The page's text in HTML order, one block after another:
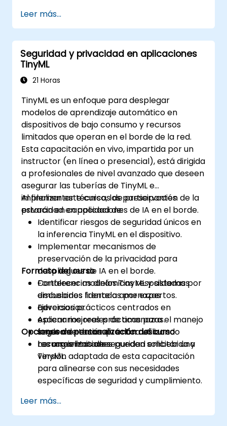
y pipelines de IA.
Diseñar estrategias de red teaming para
entornos de despliegue de IA.
Leer más...
Seguridad y privacidad en aplicaciones
TinyML
21 Horas
TinyML es un enfoque para desplegar
modelos de aprendizaje automático en
dispositivos de bajo consumo y recursos
limitados que operan en el borde de la red.
Esta capacitación en vivo, impartida por un
instructor (en línea o presencial), está dirigida
a profesionales de nivel avanzado que deseen
asegurar las tuberías de TinyML e
implementar técnicas de preservación de la
privacidad en aplicaciones de IA en el borde.
Al finalizar este curso, los participantes
estarán en capacidad de:
Identificar riesgos de seguridad únicos en
la inferencia TinyML en el dispositivo.
Implementar mecanismos de
preservación de la privacidad para
despliegues de IA en el borde.
Fortalecer modelos TinyML y sistemas
embebidos frente a amenazas
adversarias.
Aplicar mejores prácticas para el manejo
seguro de datos en entornos con
recursos limitados.
Formato del curso
Conferencias dinámicas respaldadas por
discusiones lideradas por expertos.
Ejercicios prácticos centrados en
escenarios reales de amenazas.
Implementación práctica utilizando
herramientas de seguridad embebida y
TinyML.
Opciones de personalización del curso
Las organizaciones pueden solicitar una
versión adaptada de esta capacitación
para alinearse con sus necesidades
específicas de seguridad y cumplimiento.
Leer más...